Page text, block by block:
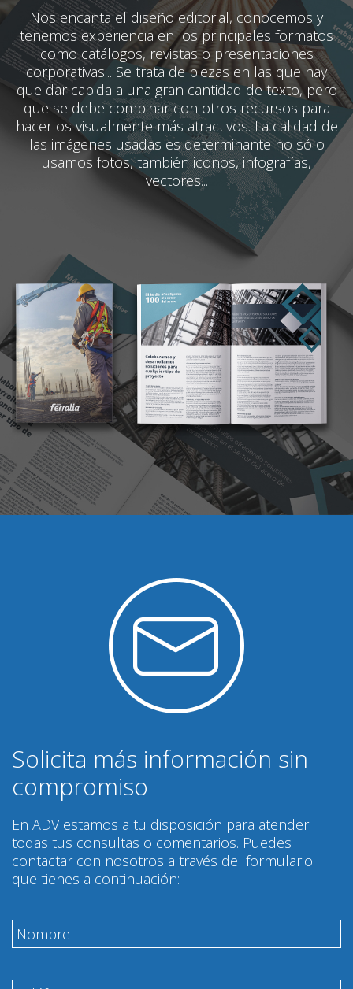
Nos encanta el diseño editorial, conocemos y
tenemos experiencia en los principales formatos
como catálogos, revistas o presentaciones
corporativas... Se trata de piezas en las que hay
que dar cabida a una gran cantidad de texto, pero
que se debe combinar con otros recursos para
hacerlos visualmente más atractivos. La calidad de
las imágenes usadas es determinante no sólo
usamos fotos, también iconos, infografías,
vectores...
Solicita más información sin
compromiso
En ADV estamos a tu disposición para atender
todas tus consultas o comentarios. Puedes
contactar con nosotros a través del formulario
que tienes a continuación: